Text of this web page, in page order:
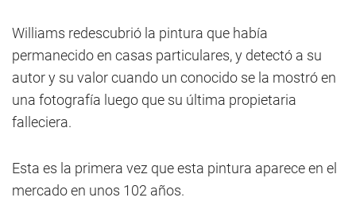
Williams redescubrió la pintura que había
permanecido en casas particulares, y detectó a su
autor y su valor cuando un conocido se la mostró en
una fotografía luego que su última propietaria
falleciera.
Esta es la primera vez que esta pintura aparece en el
mercado en unos 102 años.